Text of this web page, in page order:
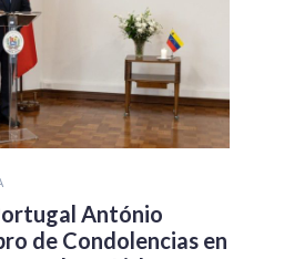
António
de Condolencias en